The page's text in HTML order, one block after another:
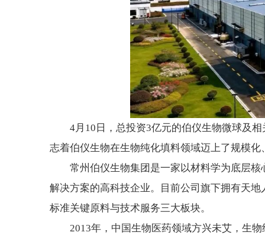
4月10日，总投资3亿元的伯仪生物微球及
志着伯仪生物在生物纯化填料领域迈上了规模
常州伯仪生物集团是一家以材料学为底层
解决方案的高科技企业。目前公司旗下拥有天
标准关键原料与技术服务三大板块。
2013年，中国生物医药领域方兴未艾，生